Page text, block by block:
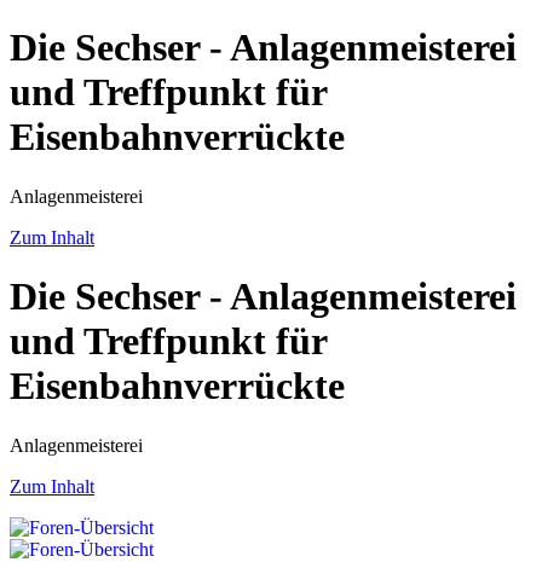
Die Sechser - Anlagenmeisterei
und Treffpunkt für
Eisenbahnverrückte
Anlagenmeisterei
Zum Inhalt
Die Sechser - Anlagenmeisterei
und Treffpunkt für
Eisenbahnverrückte
Anlagenmeisterei
Zum Inhalt